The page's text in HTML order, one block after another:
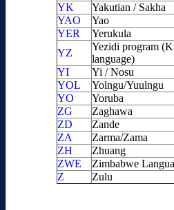
YK
Yakutian / Sakha
YAO
Yao
YER
Yerukula
YZ
Yezidi program
language)
YI
Yi / Nosu
YOL
Yolngu/Yuulngu
YO
Yoruba
ZG
Zaghawa
ZD
Zande
ZA
Zarma/Zama
ZH
Zhuang
ZWE
Zimbabwe
Z
Zulu